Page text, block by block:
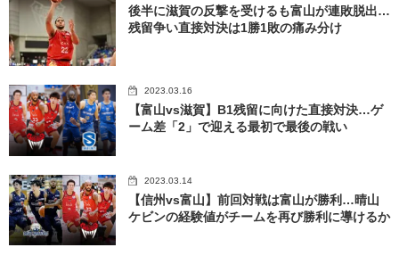
後半に滋賀の反撃を受けるも富山が連敗脱出…
残留争い直接対決は1勝1敗の痛み分け
2023.03.16
【富山vs滋賀】B1残留に向けた直接対決…ゲ
ーム差「2」で迎える最初で最後の戦い
2023.03.14
【信州vs富山】前回対戦は富山が勝利…晴山
ケビンの経験値がチームを再び勝利に導けるか